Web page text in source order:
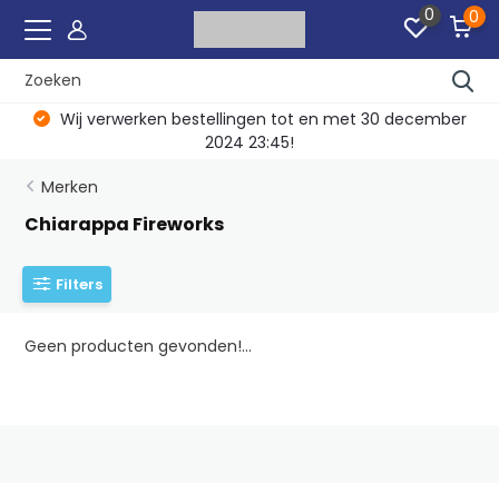
0 0
Wij verwerken bestellingen tot en met 30 december
2024 23:45!
Merken
Chiarappa Fireworks
Filters
Geen producten gevonden!...